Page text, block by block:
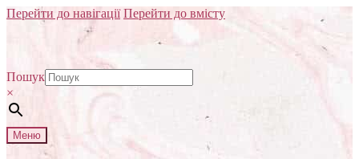
Перейти до навігації Перейти до вмісту
Пошук
×
Меню